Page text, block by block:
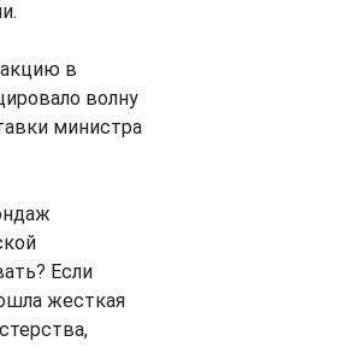
в
волну
министра
Если
жесткая